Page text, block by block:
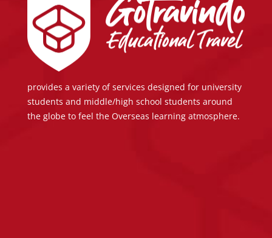
provides a variety of services designed for university
students and middle/high school students around
the globe to feel the Overseas learning atmosphere.